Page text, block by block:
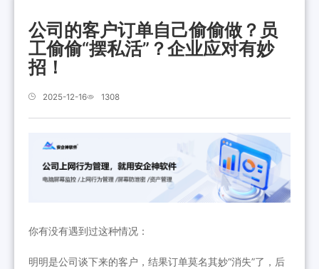
公司的客户订单自己偷偷做？员
工偷偷“摆私活”？企业应对有妙
招！
2025-12-16 1308
你有没有遇到过这种情况：
明明是公司谈下来的客户，结果订单莫名其妙“消失”了，后